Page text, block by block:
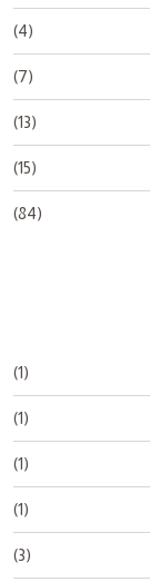
(4)
(7)
(13)
(15)
(84)
(1)
(1)
(1)
(1)
(3)